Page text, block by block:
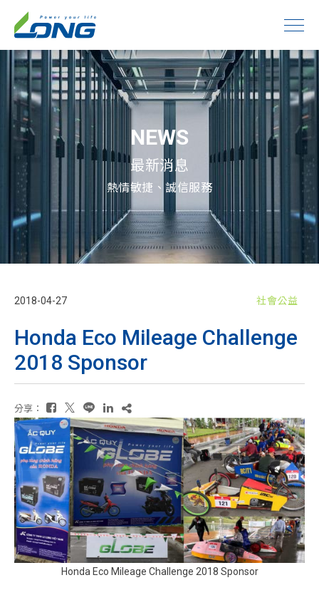
NEWS
最新消息
熱情敏捷、誠信服務
2018-04-27 社會公益
Honda Eco Mileage Challenge
2018 Sponsor
分享：
Honda Eco Mileage Challenge 2018 Sponsor